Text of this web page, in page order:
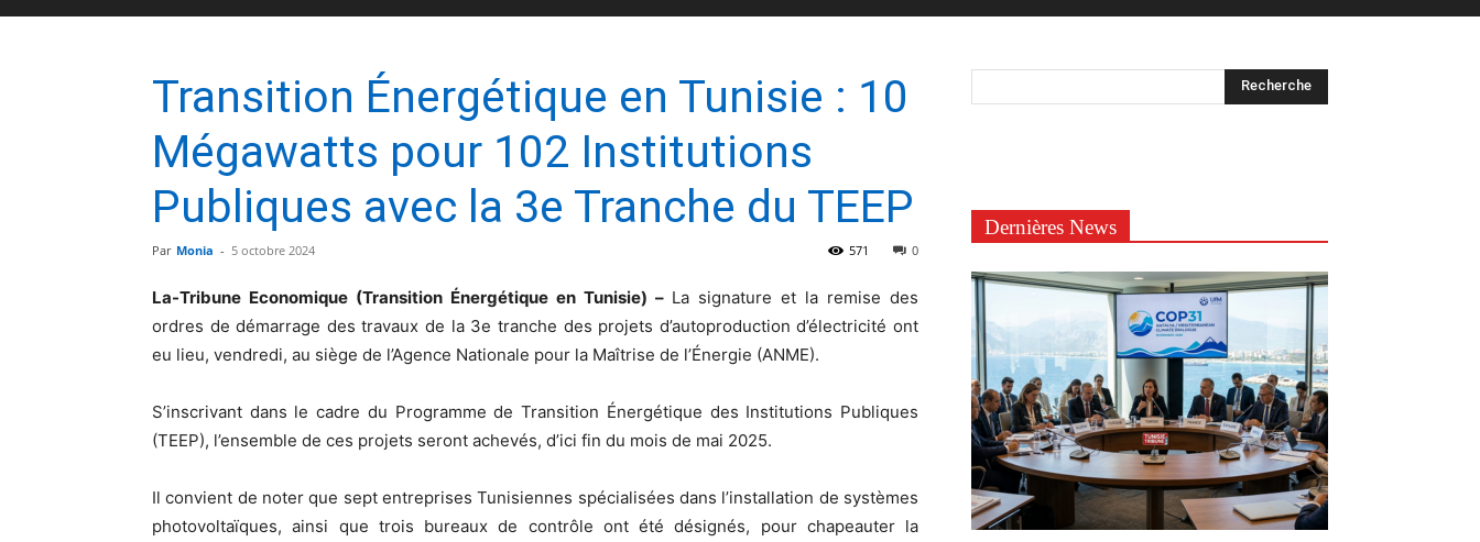
Transition Énergétique en Tunisie : 10
Mégawatts pour 102 Institutions
Publiques avec la 3e Tranche du TEEP
Par Monia - 5 octobre 2024 0
571
La-Tribune Economique (Transition Énergétique en Tunisie) – La signature et la remise des
ordres de démarrage des travaux de la 3e tranche des projets d’autoproduction d’électricité ont
eu lieu, vendredi, au siège de l’Agence Nationale pour la Maîtrise de l’Énergie (ANME).
S’inscrivant dans le cadre du Programme de Transition Énergétique des Institutions Publiques
(TEEP), l’ensemble de ces projets seront achevés, d’ici fin du mois de mai 2025.
Il convient de noter que sept entreprises Tunisiennes spécialisées dans l’installation de systèmes
photovoltaïques, ainsi que trois bureaux de contrôle ont été désignés, pour chapeauter la
Dernières News